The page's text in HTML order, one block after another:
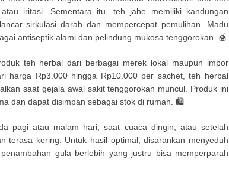
iritasi. Sementara itu, teh jahe memiliki kandungan
sirkulasi darah dan mempercepat pemulihan. Madu
antiseptik alami dan pelindung mukosa tenggorokan. 🍯
teh herbal dari berbagai merek lokal maupun impor
harga Rp3.000 hingga Rp10.000 per sachet, teh herbal
saat gejala awal sakit tenggorokan muncul. Produk ini
dan dapat disimpan sebagai stok di rumah. 🛍️
pagi atau malam hari, saat cuaca dingin, atau setelah
terasa kering. Untuk hasil optimal, disarankan menyeduh
gula berlebih yang justru bisa memperparah